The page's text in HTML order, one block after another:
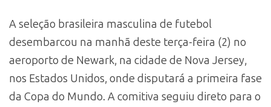
A seleção brasileira masculina de futebol
desembarcou na manhã deste terça-feira (2) no
aeroporto de Newark, na cidade de Nova Jersey,
nos Estados Unidos, onde disputará a primeira fase
da Copa do Mundo. A comitiva seguiu direto para o